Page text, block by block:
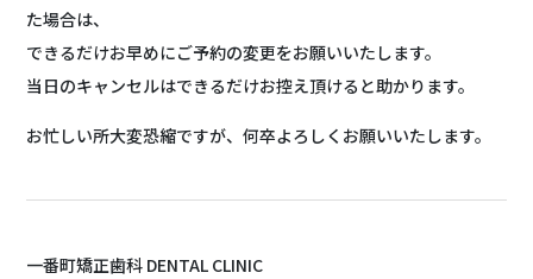
た場合は、
できるだけお早めにご予約の変更をお願いいたします。
当日のキャンセルはできるだけお控え頂けると助かります。
お忙しい所大変恐縮ですが、何卒よろしくお願いいたします。
一番町矯正歯科 DENTAL CLINIC